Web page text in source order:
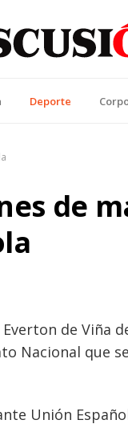
Deporte
de
de Viña
Nacional que
Unión